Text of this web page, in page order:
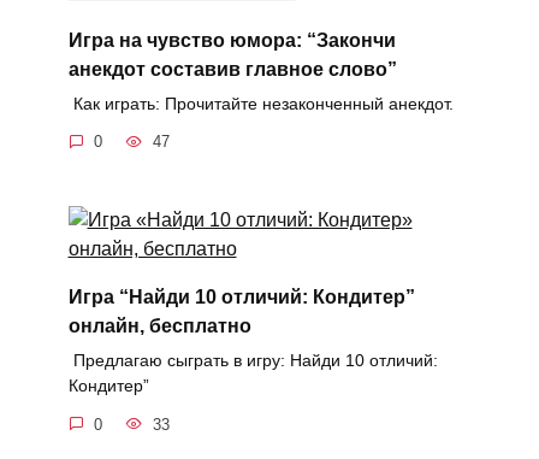
Игра на чувство юмора: “Закончи
анекдот составив главное слово”
Как играть: Прочитайте незаконченный анекдот.
0 47
Игра “Найди 10 отличий: Кондитер”
онлайн, бесплатно
Предлагаю сыграть в игру: Найди 10 отличий:
Кондитер”
0 33